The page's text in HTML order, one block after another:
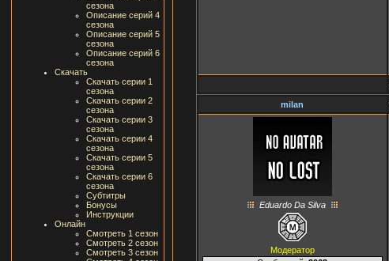
сезона
Описание серий 4
сезона
Описание серий 5
сезона
Описание серий 6
сезона
Скачать
Скачать серии 1
сезона
Скачать серии 2
сезона
Скачать серии 3
сезона
Скачать серии 4
сезона
Скачать серии 5
сезона
Скачать серии 6
сезона
Субтитры
Бонусы
Инструкции
Онлайн
Смотреть 1 сезон
Смотреть 2 сезон
Смотреть 3 сезон
milan
Eduardo Da Silva
Модератор